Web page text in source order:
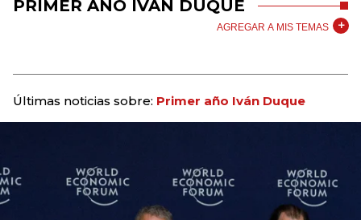
PRIMER AÑO IVÁN DUQUE
AGREGAR A MIS TEMAS
Últimas noticias sobre: Primer año Iván Duque